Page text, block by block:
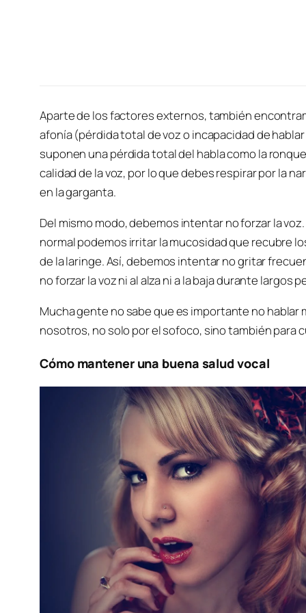
Aparte de los factores externos, también
afonía (pérdida total de voz o incapacidad de
suponen una pérdida total del habla como la
calidad de la voz, por lo que debes respirar por la
en la garganta.
Del mismo modo, debemos intentar no forzar la
normal podemos irritar la mucosidad que recubre
de la laringe. Así, debemos intentar no gritar
no forzar la voz ni al alza ni a la baja durante largos
Mucha gente no sabe que es importante no
nosotros, no solo por el sofoco, sino también para
Cómo mantener una buena salud vocal